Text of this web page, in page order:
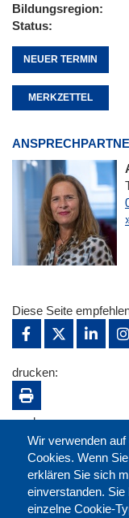
Bildungsregion
Status
NEUER TERMIN
MERKZETTEL
Wir verwenden
Cookies. Wenn
erklären Sie sich
einverstanden. Sie
einzelne Cookie-
Diese Seite
drucken:
merken: